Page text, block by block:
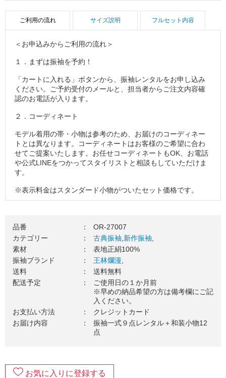
ご利用の流れ サイズ説明 フルセット内容
＜お申込みからご利用の流れ＞
１．まずは振袖を予約！
「カートに入れる」ボタンから、振袖レンタルをお申し込み
ください。ご予約受付のメールと、担当者からご注文内容確
認のお電話が入ります。
２．コーディネート
モデル着用の帯・小物は参考のため、お届けのコーディネー
トとは異なります。コーディネートはお客様のご希望に合わ
せてご提案いたします。お任せコーディネートもOK、お電話
や公式LINEをつかってスタイリストと相談もしていただけま
す。
※表示料金はスタンダード小物がついたセット価格です。
３．振袖一式をお届け（送料無料）
ご使用日の１カ月前を目安に、振袖一式をお送りいたしま
す。お届け日のご希望がございましたら、お気軽にご相談く
ださい。
４．ご成人式当日（ご使用日）
振袖を着て、最高の記念日を楽しみましょう！当日の着付
け・ヘアセットの手配はお忘れなくご準備をお願いします。
す。
品番 ：
OR-27007
カテゴリー
： 古典振袖 新作振袖
素材
：
表地正絹100%
振袖ブランド
： 王林爛漫
送料
：
送料無料
配送予定
：
ご使用日の１か月前
※早めの納品希望の方は備考欄にご記
入ください。
お支払い方法
：
クレジットカード
お届け内容
：
振袖一式９点レンタル＋和装小物12
点
お気に入りに登録する